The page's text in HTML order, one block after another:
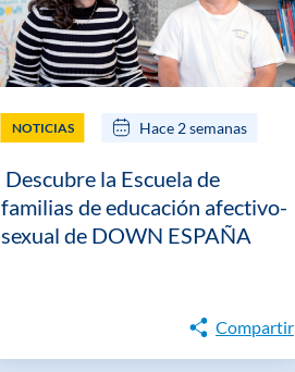
NOTICIAS Hace 2 semanas
Descubre la Escuela de
familias de educación afectivo-
sexual de DOWN ESPAÑA
Compartir